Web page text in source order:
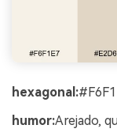
hexagonal:
humor:Arejado,